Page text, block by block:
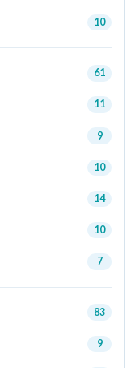
10
61
11
9
10
14
10
7
83
9